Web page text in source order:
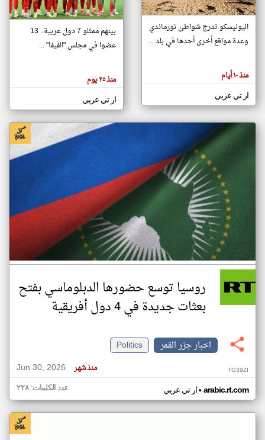
تغيير الدولة
اخبار جزر القمر على مدار الساعة
أهم اخبار جزر القمر العاجلة والمباشرة
هنا عن
وجهة
كاتبيها.
اليونيسكو تدرج شواطئ نورماندي
وعدة مواقع أخرى أحدها في بلد ...
منذ ١٠ أيام
ار تي عربي
بينهم ممثلو 7 دول عربية.. 13
عضوا في مجلس "الفيفا" ...
منذ ٢٥ يوم
ار تي عربي
روسيا توسع حضورها الدبلوماسي بفتح
بعثات جديدة في 4 دول أفريقية
اخبار جزر القمر
Politics
Jun 30, 2026
منذ شهر TG39ZI
ار تي عربي• arabic.rt.com عدد الكلمات: ٢٢٨
klyoum.com